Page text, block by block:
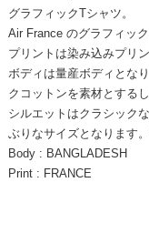
グラフィックTシャツ。
Air France のグラフィック
プリントは染み込みプリン
ボディは量産ボディとな
クコットンを素材とする
シルエットはクラシック
ぶりなサイズとなります
Body : BANGLADESH
Print : FRANCE